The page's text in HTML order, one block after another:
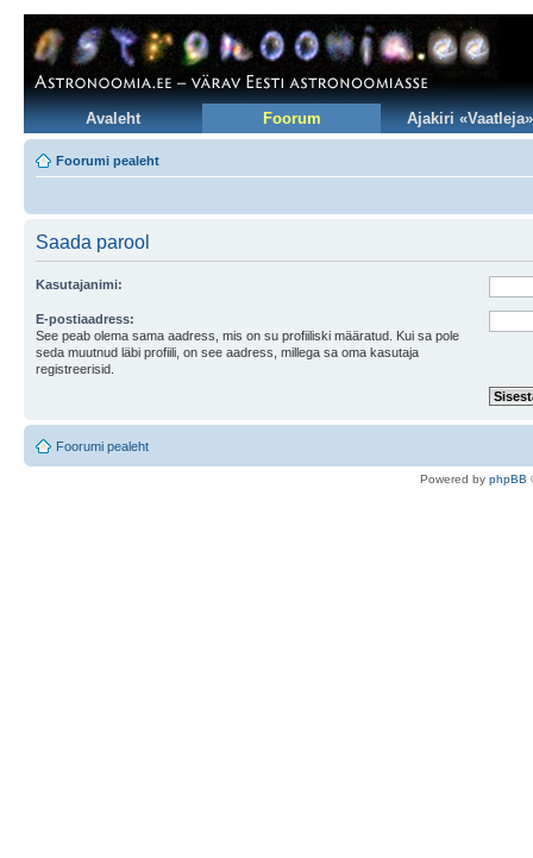
Avaleht Foorum Ajakiri «Vaatleja»
Foorumi pealeht
Saada parool
Kasutajanimi:
E-postiaadress:
See peab olema sama aadress, mis on su profiiliski määratud. Kui sa pole
seda muutnud läbi profiili, on see aadress, millega sa oma kasutaja
registreerisid.
Foorumi pealeht
Powered by phpBB